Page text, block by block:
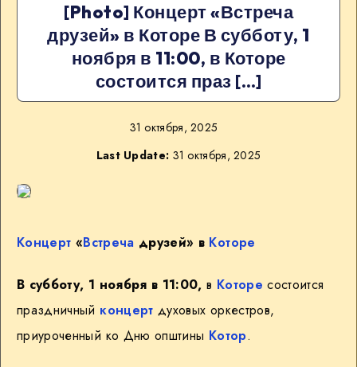
[Photo] Концерт «Встреча
друзей» в Которе В субботу, 1
ноября в 11:00, в Которе
состоится праз […]
31 октября, 2025
Last Update: 31 октября, 2025
Концерт «Встреча друзей» в Которе
В субботу, 1 ноября в 11:00,в Которе состоится
праздничный концерт духовых оркестров,
приуроченный ко Дню општины Котор.